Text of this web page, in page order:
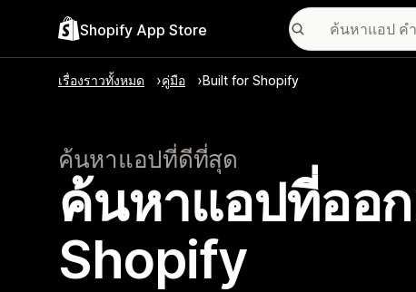
Shopify App Store
เรื่องราวทั้งหมด คู่มือ Built for Shopify
ค้นหาแอปที่ดีที่สุด
ค้นหาแอปที่ออ
Shopify